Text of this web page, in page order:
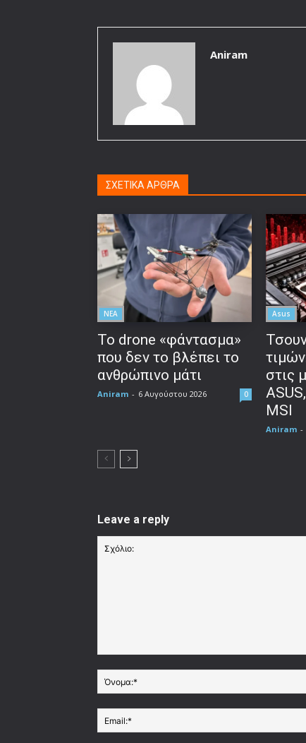
Aniram
ΣΧΕΤΙΚΑ ΑΡΘΡΑ
ΝΕΑ
Το drone «φάντασμα»
που δεν το βλέπει το
ανθρώπινο μάτι
Aniram - 6 Αυγούστου 2026 0
Asus
στις
MSI
Aniram -
Leave a reply